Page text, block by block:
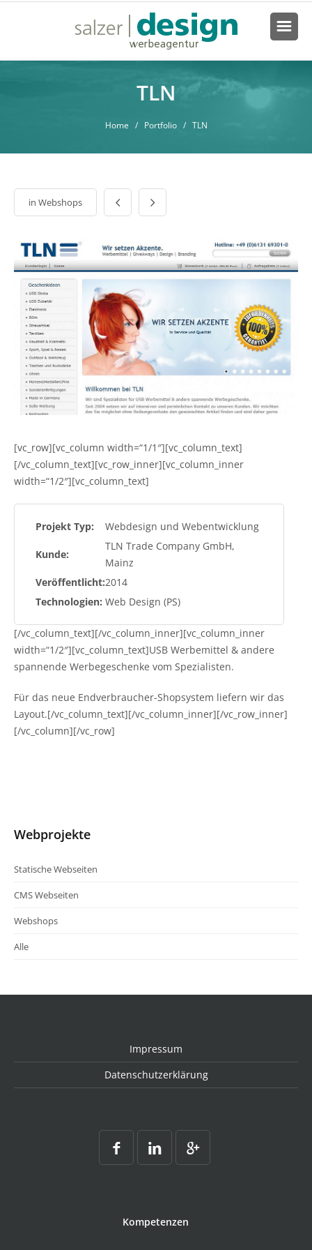
TLN
Home / Portfolio / TLN
in Webshops
[vc_row][vc_column width=“1/1″][vc_column_text]
[/vc_column_text][vc_row_inner][vc_column_inner
width=“1/2″][vc_column_text]
Projekt Typ: Webdesign und Webentwicklung
Kunde:
TLN Trade Company GmbH,
Mainz
Veröffentlicht:2014
Technologien: Web Design (PS)
[/vc_column_text][/vc_column_inner][vc_column_inner
width=“1/2″][vc_column_text]USB Werbemittel & andere
spannende Werbegeschenke vom Spezialisten.
Für das neue Endverbraucher-Shopsystem liefern wir das
Layout.[/vc_column_text][/vc_column_inner][/vc_row_inner]
[/vc_column][/vc_row]
Webprojekte
Statische Webseiten
CMS Webseiten
Webshops
Alle
Impressum
Datenschutzerklärung
Kompetenzen